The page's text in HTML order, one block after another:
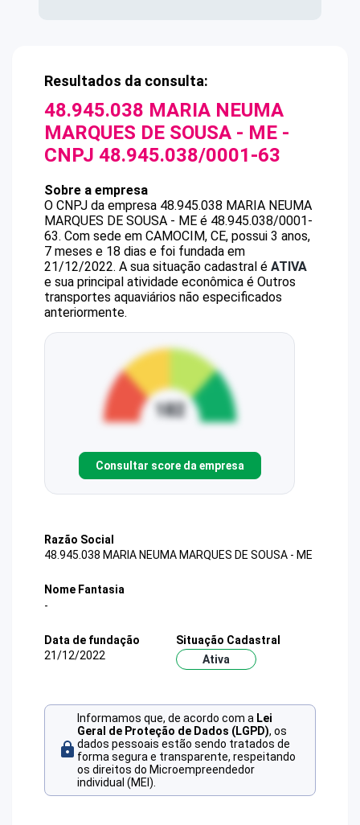
Resultados da consulta:
48.945.038 MARIA NEUMA
MARQUES DE SOUSA - ME -
CNPJ 48.945.038/0001-63
Sobre a empresa
O CNPJ da empresa 48.945.038 MARIA NEUMA
MARQUES DE SOUSA - ME é 48.945.038/0001-
63. Com sede em CAMOCIM, CE, possui 3 anos,
7 meses e 18 dias e foi fundada em
21/12/2022. A sua situação cadastral é ATIVA
e sua principal atividade econômica é Outros
transportes aquaviários não especificados
anteriormente.
Consultar score da empresa
Razão Social
48.945.038 MARIA NEUMA MARQUES DE SOUSA - ME
Nome Fantasia
-
Data de fundação
21/12/2022
Situação Cadastral
Ativa
Informamos que, de acordo com a Lei
Geral de Proteção de Dados (LGPD), os
dados pessoais estão sendo tratados de
forma segura e transparente, respeitando
os direitos do Microempreendedor
individual (MEI).